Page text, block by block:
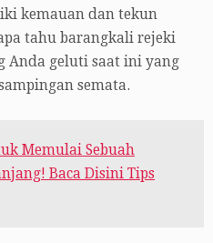
kemauan dan tekun
tahu barangkali rejeki
Anda geluti saat ini yang
semata.
Memulai Sebuah
Baca Disini Tips